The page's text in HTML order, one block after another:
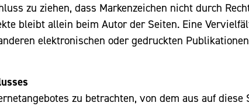
zu ziehen, dass Markenzeichen nicht durch
bleibt allein beim Autor der Seiten. Eine
elektronischen oder gedruckten
zu betrachten, von dem aus auf